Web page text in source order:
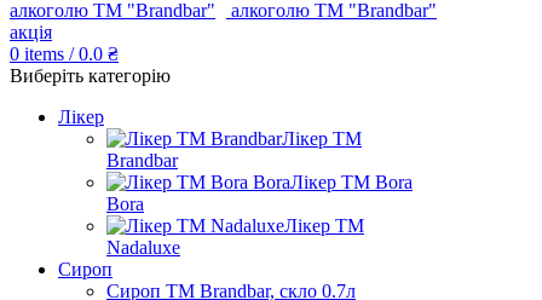
акція
0 items / 0.0 ₴
Виберіть категорію
Лікер
Лікер ТМ
Brandbar
Лікер ТМ Bora
Bora
Лікер ТМ
Nadaluxe
Сироп
Сироп TM Brandbar, скло 0.7л